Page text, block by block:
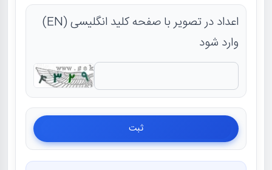
اعداد در تصویر با صفحه کلید انگلیسی (EN)
وارد شود